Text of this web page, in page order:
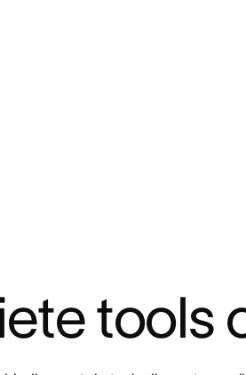
tools